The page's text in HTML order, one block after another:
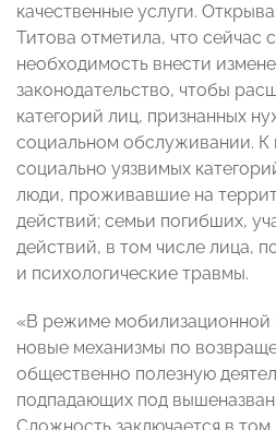
качественные услуги.
Титова отметила, что сейчас
необходимость внести
законодательство, чтобы
категорий лиц, признанных
социальном обслуживании. К
социально уязвимых
люди, проживавшие на
действий; семьи погибших,
действий, в том числе лица,
и психологические травмы.
«В режиме мобилизационной
новые механизмы по
общественно полезную
подпадающих под